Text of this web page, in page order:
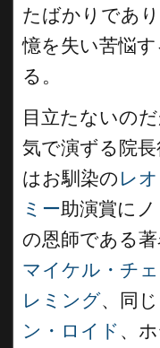
たばかりであ
憶を失い苦悩
る。
目立たないの
気で演ずる院長
はお馴染の レ
ミー助演賞に
の恩師である
マイケル・チ
レミング、同
ン・ロイド 、